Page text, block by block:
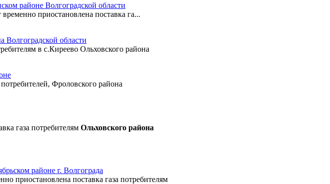
районе Волгоградской области
приостановлена поставка га...
Волгоградской области
в с.Киреево Ольховского района
Фроловского района
газа потребителям Ольховского района
районе г. Волгограда
приостановлена поставка газа потребителям